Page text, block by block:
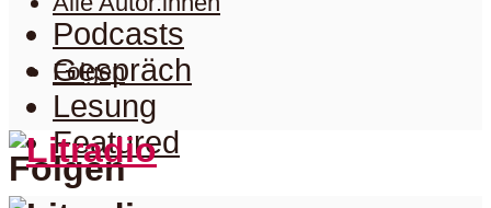
Folgen
Folgen
Podcasts
Gespräch
Lesung
Featured